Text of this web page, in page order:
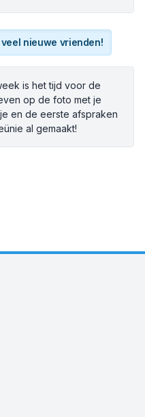
nieuwe vrienden!
is het tijd voor de
op de foto met je
en de eerste afspraken
al gemaakt!